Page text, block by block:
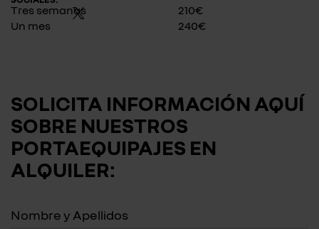
Tres semanas
210€
Un mes
240€
SOLICITA INFORMACIÓN AQUÍ
SOBRE NUESTROS
PORTAEQUIPAJES EN
ALQUILER:
Nombre y Apellidos